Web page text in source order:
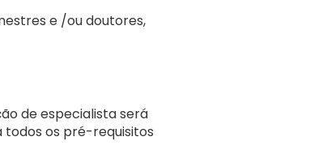
e /ou doutores,
de especialista será
todos os pré-requisitos